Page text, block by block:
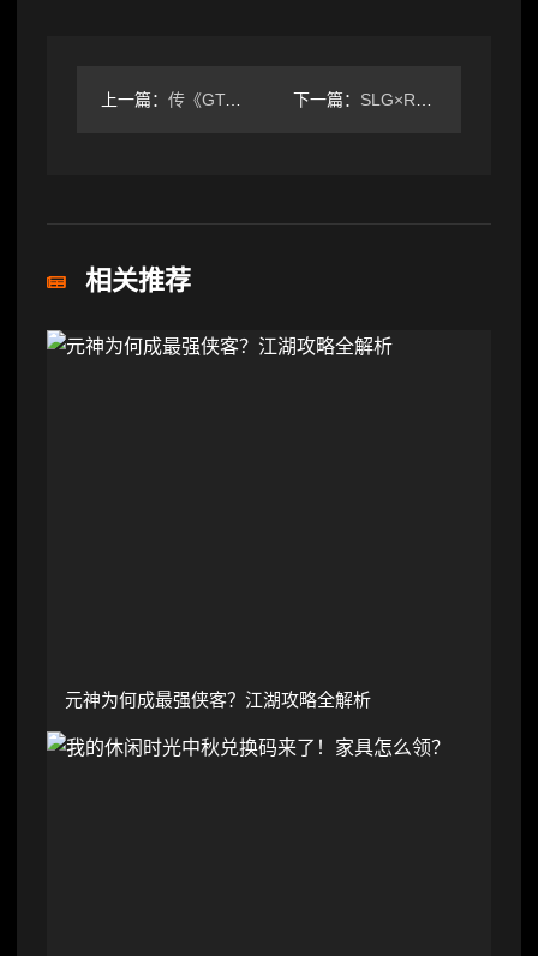
上一篇： 传《GTA6》首发没有实体版 避免出现泄露 下一篇： SLG×RTS 《王于兴师》将于2月6日开启Steam De
相关推荐
元神为何成最强侠客？江湖攻略全解析